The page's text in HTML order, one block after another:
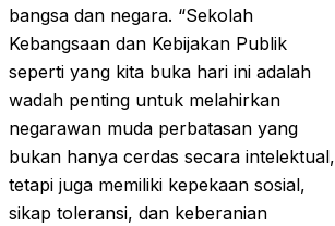
bangsa dan negara. “Sekolah
Kebangsaan dan Kebijakan Publik
seperti yang kita buka hari ini adalah
wadah penting untuk melahirkan
negarawan muda perbatasan yang
bukan hanya cerdas secara intelektual,
tetapi juga memiliki kepekaan sosial,
sikap toleransi, dan keberanian